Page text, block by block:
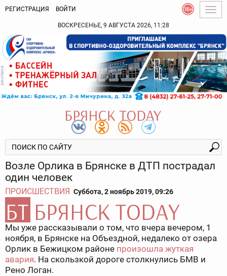
РЕГИСТРАЦИЯ ВОЙТИ
ВОСКРЕСЕНЬЕ, 9 АВГУСТА 2026, 11:28
Возле Орлика в Брянске в ДТП пострадал
один человек
ПРОИСШЕСТВИЯ Суббота, 2 ноябрь 2019, 09:26
Мы уже рассказывали о том, что вчера вечером, 1
ноября, в Брянске на Объездной, недалеко от озера
Орлик в Бежицком районе произошла жуткая
авария. На скользкой дороге столкнулись БМВ и
Рено Логан.